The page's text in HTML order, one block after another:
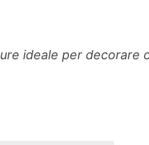
ideale per decorare